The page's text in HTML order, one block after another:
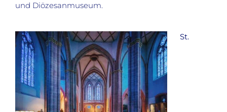
und Diözesanmuseum.
St.